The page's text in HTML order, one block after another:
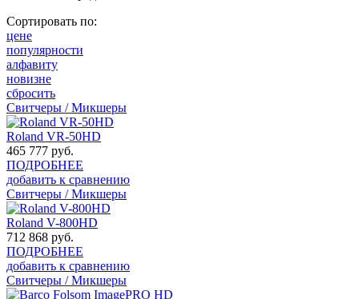
Сортировать по:
цене
популярности
алфавиту
новизне
сбросить
Свитчеры / Микшеры
Roland VR-50HD
465 777 руб.
ПОДРОБНЕЕ
добавить к сравнению
Свитчеры / Микшеры
Roland V-800HD
712 868 руб.
ПОДРОБНЕЕ
добавить к сравнению
Свитчеры / Микшеры